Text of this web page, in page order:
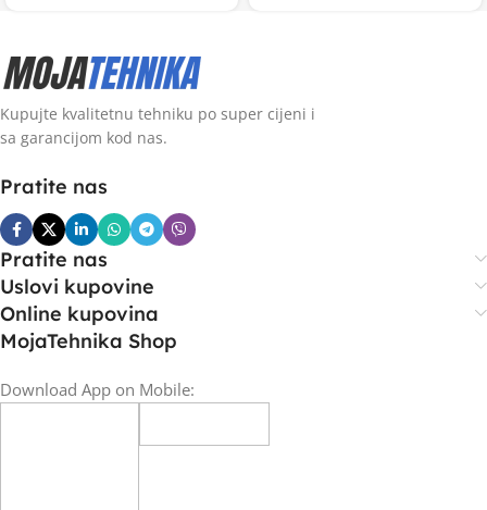
Kupujte kvalitetnu tehniku po super cijeni i
sa garancijom kod nas.
Pratite nas
Pratite nas
Uslovi kupovine
Online kupovina
MojaTehnika Shop
Download App on Mobile: